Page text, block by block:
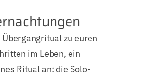
zu euren
im Leben, ein
Ritual an: die Solo-